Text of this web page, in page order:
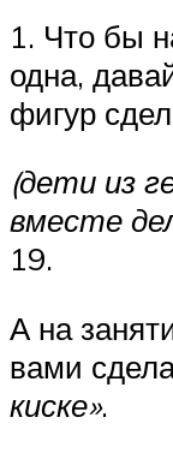
1. Что бы
одна,
фигур
(дети из
вместе
19.
А на
вами
киске».